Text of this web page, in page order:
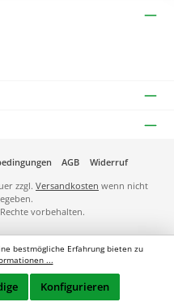
AGB
Widerruf
zzgl. Versandkosten wenn nicht
vorbehalten.
bestmögliche Erfahrung bieten zu
...
Konfigurieren